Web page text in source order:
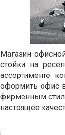
Магазин
стойки на
ассортименте
оформить офис
фирменным
настоящее